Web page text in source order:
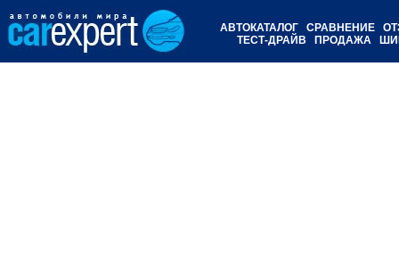
АВТОКАТАЛОГ СРАВНЕНИЕ
ТЕСТ-ДРАЙВ
ПРОДАЖА